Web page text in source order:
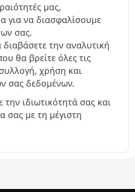
μας,
για να διασφαλίσουμε
σας.
την αναλυτική
θα βρείτε όλες τις
χρήση και
σας δεδομένων.
ιδιωτικότητά σας και
σας με τη μέγιστη